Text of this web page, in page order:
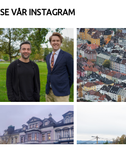
SE VÅR INSTAGRAM